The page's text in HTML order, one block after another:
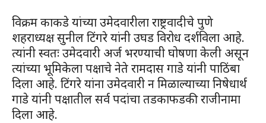
विक्रम काकडे यांच्या उमेदवारीला राष्ट्रवादीचे पुणे
शहराध्यक्ष सुनील टिंगरे यांनी उघड विरोध दर्शविला आहे.
त्यांनी स्वतः उमेदवारी अर्ज भरण्याची घोषणा केली असून
त्यांच्या भूमिकेला पक्षाचे नेते रामदास गाडे यांनी पाठिंबा
दिला आहे. टिंगरे यांना उमेदवारी न मिळाल्याच्या निषेधार्थ
गाडे यांनी पक्षातील सर्व पदांचा तडकाफडकी राजीनामा
दिला आहे.